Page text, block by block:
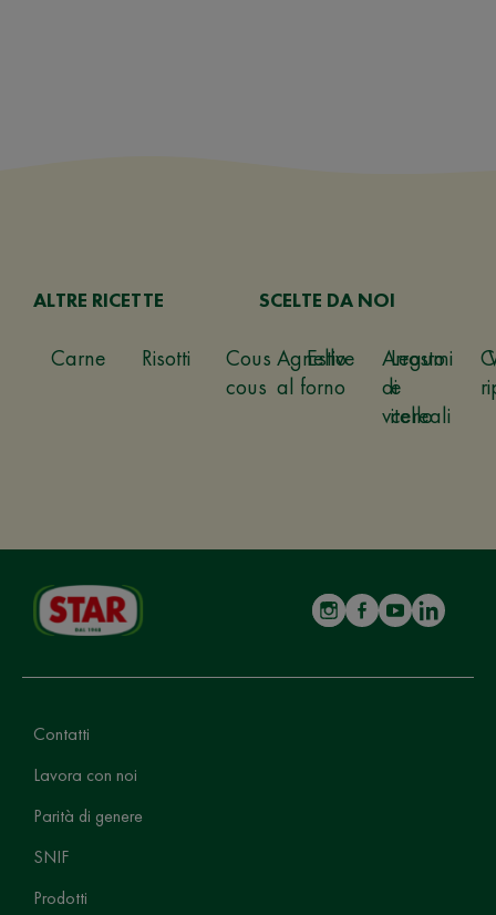
ALTRE RICETTE
Carne Risotti
Cous
cous
Estive
Legumi
e
cereali
SCELTE DA NOI
Agnello
al forno
Arrosto
di
vitello
Contatti
Lavora con noi
Parità di genere
SNIF
Prodotti